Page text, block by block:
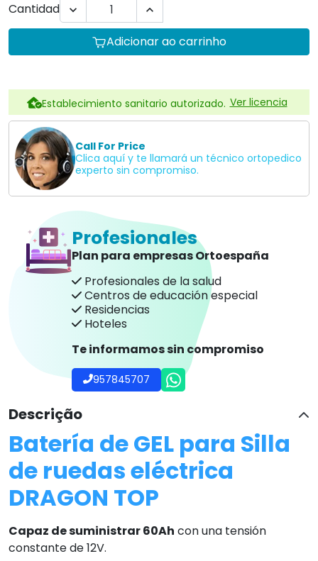
Cantidad
 
Adicionar ao carrinho
Establecimiento sanitario autorizado. Ver licencia
Call For Price
Clica aquí y te llamará un técnico ortopedico
experto sin compromiso.
Profesionales
Plan para empresas Ortoespaña
Profesionales de la salud
Centros de educación especial
Residencias
Hoteles
Te informamos sin compromiso
957845707
Descrição
Batería de GEL para Silla
de ruedas eléctrica
DRAGON TOP
Capaz de suministrar 60Ah con una tensión
constante de 12V.